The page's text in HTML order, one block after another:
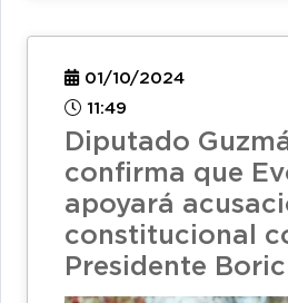
01/10/2024
11:49
Diputado
confirma que
apoyará
constitucional
Presidente Boric